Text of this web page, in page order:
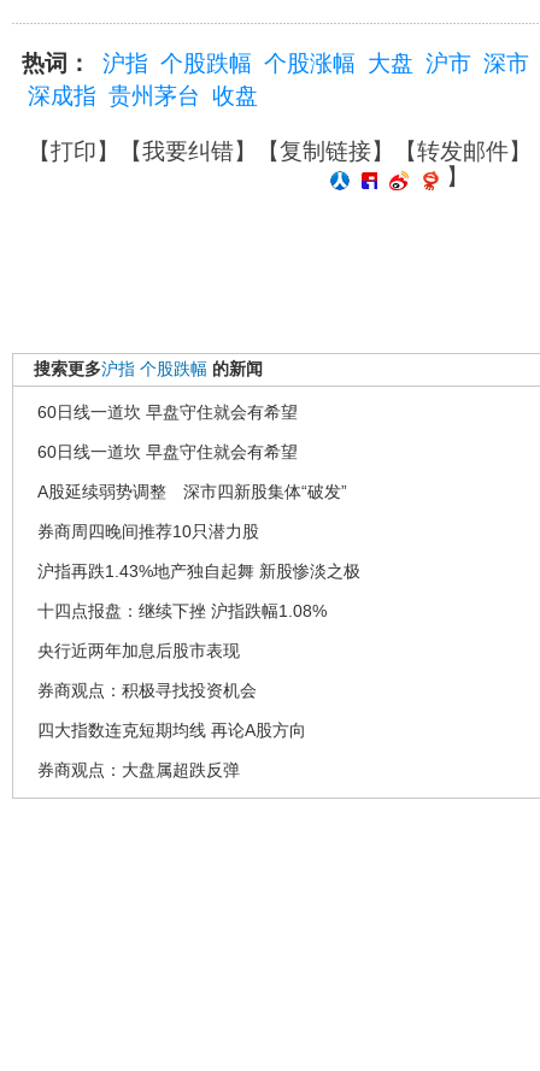
热词： 沪指 个股跌幅 个股涨幅 大盘 沪市 深市
深成指 贵州茅台 收盘
【打印】【我要纠错】【复制链接】【转发邮件】
】
搜索更多沪指 个股跌幅 的新闻
60日线一道坎 早盘守住就会有希望
60日线一道坎 早盘守住就会有希望
A股延续弱势调整 深市四新股集体“破发”
券商周四晚间推荐10只潜力股
沪指再跌1.43%地产独自起舞 新股惨淡之极
十四点报盘：继续下挫 沪指跌幅1.08%
央行近两年加息后股市表现
券商观点：积极寻找投资机会
四大指数连克短期均线 再论A股方向
券商观点：大盘属超跌反弹